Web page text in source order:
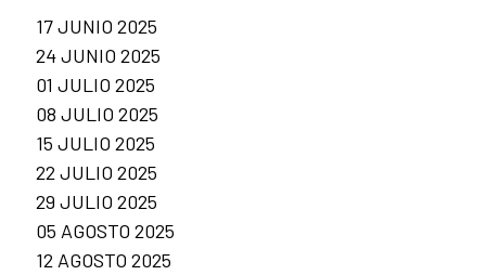
17 JUNIO 2025
24 JUNIO 2025
01 JULIO 2025
08 JULIO 2025
15 JULIO 2025
22 JULIO 2025
29 JULIO 2025
05 AGOSTO 2025
12 AGOSTO 2025